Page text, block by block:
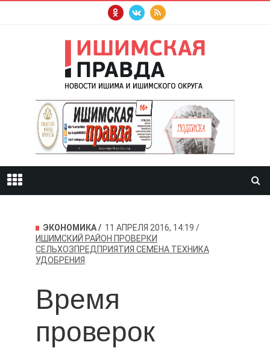
ЭКОНОМИКА
11 АПРЕЛЯ 2016, 14:19
ИШИМСКИЙ РАЙОН ПРОВЕРКИ
СЕЛЬХОЗПРЕДПРИЯТИЯ СЕМЕНА ТЕХНИКА
УДОБРЕНИЯ
Время
проверок